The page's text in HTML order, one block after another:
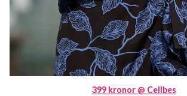
399 kronor @ Cellbes